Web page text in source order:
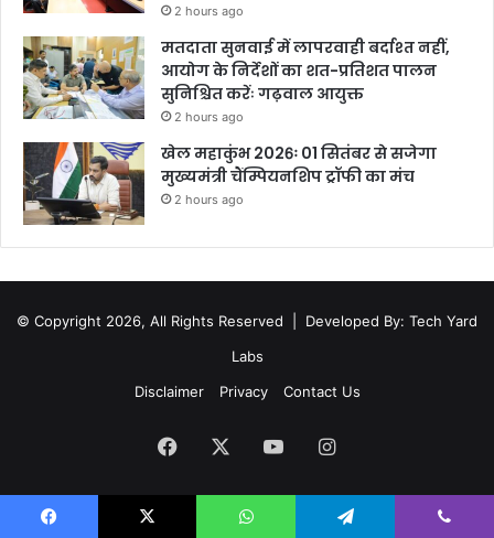
2 hours ago
मतदाता सुनवाई में लापरवाही बर्दाश्त नहीं,
आयोग के निर्देशों का शत-प्रतिशत पालन
सुनिश्चित करेंः गढ़वाल आयुक्त
2 hours ago
खेल महाकुंभ 2026ः 01 सितंबर से सजेगा
मुख्यमंत्री चैंम्पियनशिप ट्रॉफी का मंच
2 hours ago
© Copyright 2026, All Rights Reserved | Developed By: Tech Yard
Labs
Disclaimer
Privacy Contact Us
Facebook YouTubeInstagram